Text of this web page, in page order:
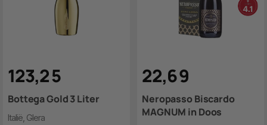
123,25
Bottega Gold 3 Liter
Italië, Glera
22,69
Neropasso Biscardo
MAGNUM in Doos